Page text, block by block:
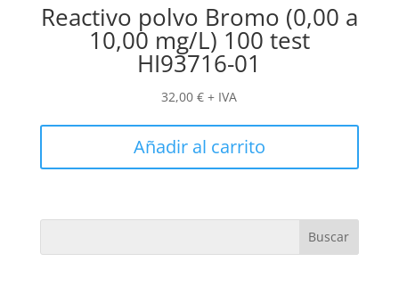
Reactivo polvo Bromo (0,00 a
10,00 mg/L) 100 test
HI93716-01
32,00€ + IVA
Añadir al carrito